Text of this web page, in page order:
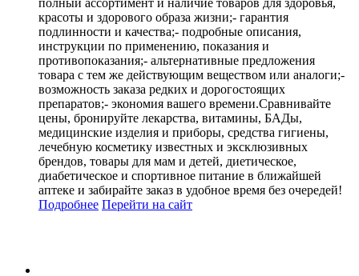
красоты и здорового образа жизни;- гарантия
подлинности и качества;- подробные описания,
инструкции по применению, показания и
противопоказания;- альтернативные предложения
товара с тем же действующим веществом или аналоги;-
возможность заказа редких и дорогостоящих
препаратов;- экономия вашего времени.Сравнивайте
цены, бронируйте лекарства, витамины, БАДы,
медицинские изделия и приборы, средства гигиены,
лечебную косметику известных и эксклюзивных
брендов, товары для мам и детей, диетическое,
диабетическое и спортивное питание в ближайшей
аптеке и забирайте заказ в удобное время без очередей!
Подробнее Перейти на сайт